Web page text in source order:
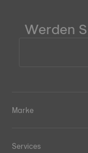
Werden
Marke
Services